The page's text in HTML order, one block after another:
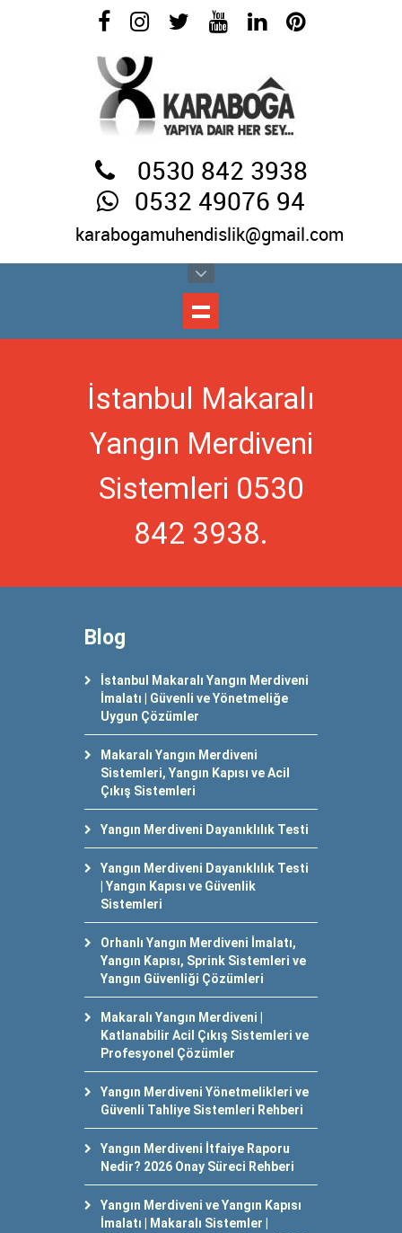
0530 842 3938
0532 49076 94
karabogamuhendislik@gmail.com
İstanbul Makaralı
Yangın Merdiveni
Sistemleri 0530
842 3938.
Blog
İstanbul Makaralı Yangın Merdiveni
İmalatı | Güvenli ve Yönetmeliğe
Uygun Çözümler
Makaralı Yangın Merdiveni
Sistemleri, Yangın Kapısı ve Acil
Çıkış Sistemleri
Yangın Merdiveni Dayanıklılık Testi
Yangın Merdiveni Dayanıklılık Testi
| Yangın Kapısı ve Güvenlik
Sistemleri
Orhanlı Yangın Merdiveni İmalatı,
Yangın Kapısı, Sprink Sistemleri ve
Yangın Güvenliği Çözümleri
Makaralı Yangın Merdiveni |
Katlanabilir Acil Çıkış Sistemleri ve
Profesyonel Çözümler
Yangın Merdiveni Yönetmelikleri ve
Güvenli Tahliye Sistemleri Rehberi
Yangın Merdiveni İtfaiye Raporu
Nedir? 2026 Onay Süreci Rehberi
Yangın Merdiveni ve Yangın Kapısı
İmalatı | Makaralı Sistemler |